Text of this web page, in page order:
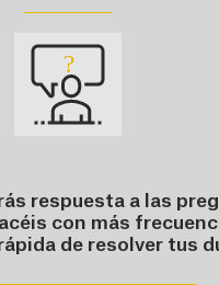
respuesta a las
con más
de resolver tus